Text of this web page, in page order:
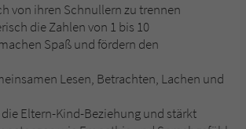
von ihren Schnullern zu trennen
die Zahlen von 1 bis 10
Spaß und fördern den
Lesen, Betrachten, Lachen und
Eltern-Kind-Beziehung und stärkt
Dieses Cookie gewährleistet die
Kommunikation der Webseite mit dem
Benutzer. Es wird benötigt um z. B. den
überprüfen.